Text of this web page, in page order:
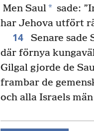
Men Saul* sade:
har Jehova utfört
14 Senare sade
där förnya
Gilgal gjorde de
frambar de
och alla Israels